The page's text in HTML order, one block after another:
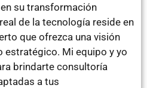
su transformación
de la tecnología reside en
que ofrezca una visión
estratégico. Mi equipo y yo
brindarte consultoría
a tus